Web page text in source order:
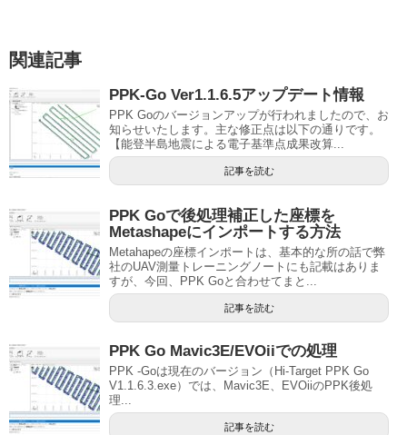
関連記事
PPK-Go Ver1.1.6.5アップデート情報
PPK Goのバージョンアップが行われましたので、お
知らせいたします。主な修正点は以下の通りです。
【能登半島地震による電子基準点成果改算...
記事を読む
PPK Goで後処理補正した座標を
Metashapeにインポートする方法
Metahapeの座標インポートは、基本的な所の話で弊
社のUAV測量トレーニングノートにも記載はありま
すが、今回、PPK Goと合わせてまと...
記事を読む
PPK Go Mavic3E/EVOiiでの処理
PPK -Goは現在のバージョン（Hi-Target PPK Go
V1.1.6.3.exe）では、Mavic3E、EVOiiのPPK後処
理...
記事を読む